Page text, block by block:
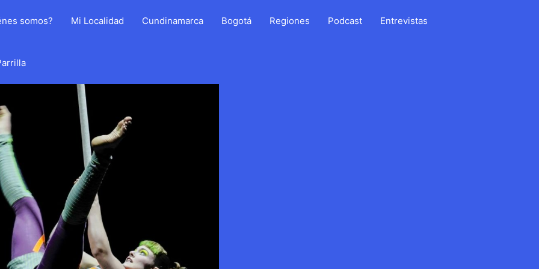
somos? Mi Localidad Cundinamarca Bogotá Regiones Podcast Entrevistas